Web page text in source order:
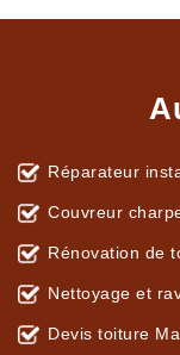
Réparateur
Couvreur
Rénovation de
Nettoyage et
Devis toiture